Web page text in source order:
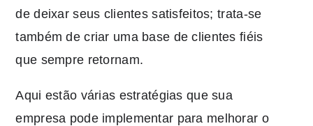
de deixar seus clientes satisfeitos; trata-se
também de criar uma base de clientes fiéis
que sempre retornam.
Aqui estão várias estratégias que sua
empresa pode implementar para melhorar o